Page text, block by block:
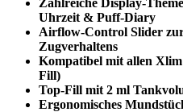
Uhrzeit & Puff-Diary
Airflow-Control Slider
Zugverhaltens
Kompatibel mit allen Xlim
Fill)
Top-Fill mit 2 ml
Ergonomisches